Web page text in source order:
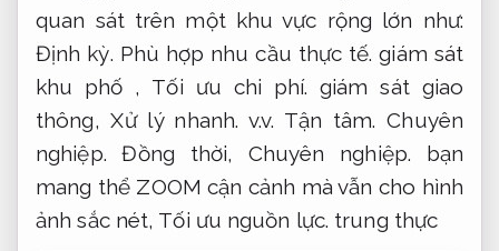
quan sát trên một khu vực rộng lớn như:
Định kỳ. Phù hợp nhu cầu thực tế. giám sát
khu phố , Tối ưu chi phí. giám sát giao
thông,Xử lý nhanh. v.v. Tận tâm. Chuyên
nghiệp. Đồng thời, Chuyên nghiệp. bạn
mang thể ZOOM cận cảnh mà vẫn cho hình
ảnh sắc nét, Tối ưu nguồn lực. trung thực